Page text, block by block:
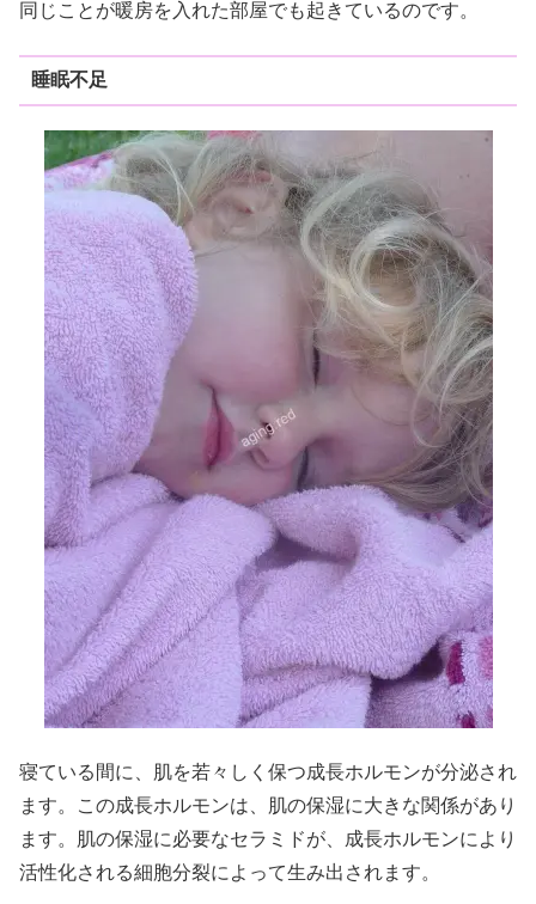
同じことが暖房を入れた部屋でも起きているのです。
睡眠不足
寝ている間に、肌を若々しく保つ成長ホルモンが分泌され
ます。この成長ホルモンは、肌の保湿に大きな関係があり
ます。肌の保湿に必要なセラミドが、成長ホルモンにより
活性化される細胞分裂によって生み出されます。